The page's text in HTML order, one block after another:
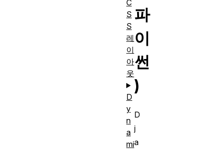
파
이
썬
)
D
j
a
C
S
S
레
이
아
웃
D
y
n
a
mi